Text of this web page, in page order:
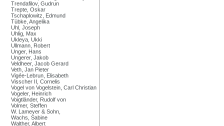
Trendafilov, Gudrun
Trepte, Oskar
Tschaplowitz, Edmund
Tübke, Angelika
Uhl, Joseph
Uhlig, Max
Ukleya, Ukki
Ullmann, Robert
Unger, Hans
Ungerer, Jakob
Veldheer, Jacob Gerard
Veth, Jan Pieter
Vigée-Lebrun, Elisabeth
Visscher II, Cornelis
Vogel von Vogelstein, Carl Christian
Vogeler, Heinrich
Voigtländer, Rudolf von
Volmer, Steffen
W. Lameyer & Sohn,
Wachs, Sabine
Walther, Albert